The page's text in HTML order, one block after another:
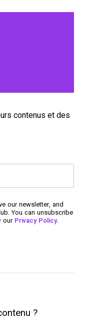
contenus et des
our newsletter, and
You can unsubscribe
our Privacy Policy.
?